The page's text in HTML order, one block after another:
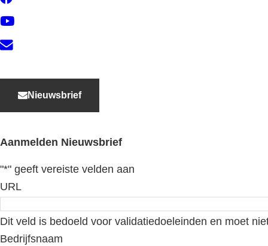
YouTube
Contact
Nieuwsbrief
Aanmelden Nieuwsbrief
"*" geeft vereiste velden aan
URL
Dit veld is bedoeld voor validatiedoeleinden en moet
Bedrijfsnaam